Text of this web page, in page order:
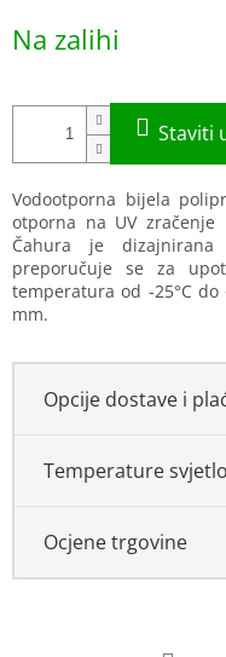
price:
Na zalihi
Vodootporna bijela
otporna na UV zračenje
Čahura je
preporučuje se za
temperatura od -25°C do
mm.
Opcije dostave i
Temperature
Ocjene trgovine